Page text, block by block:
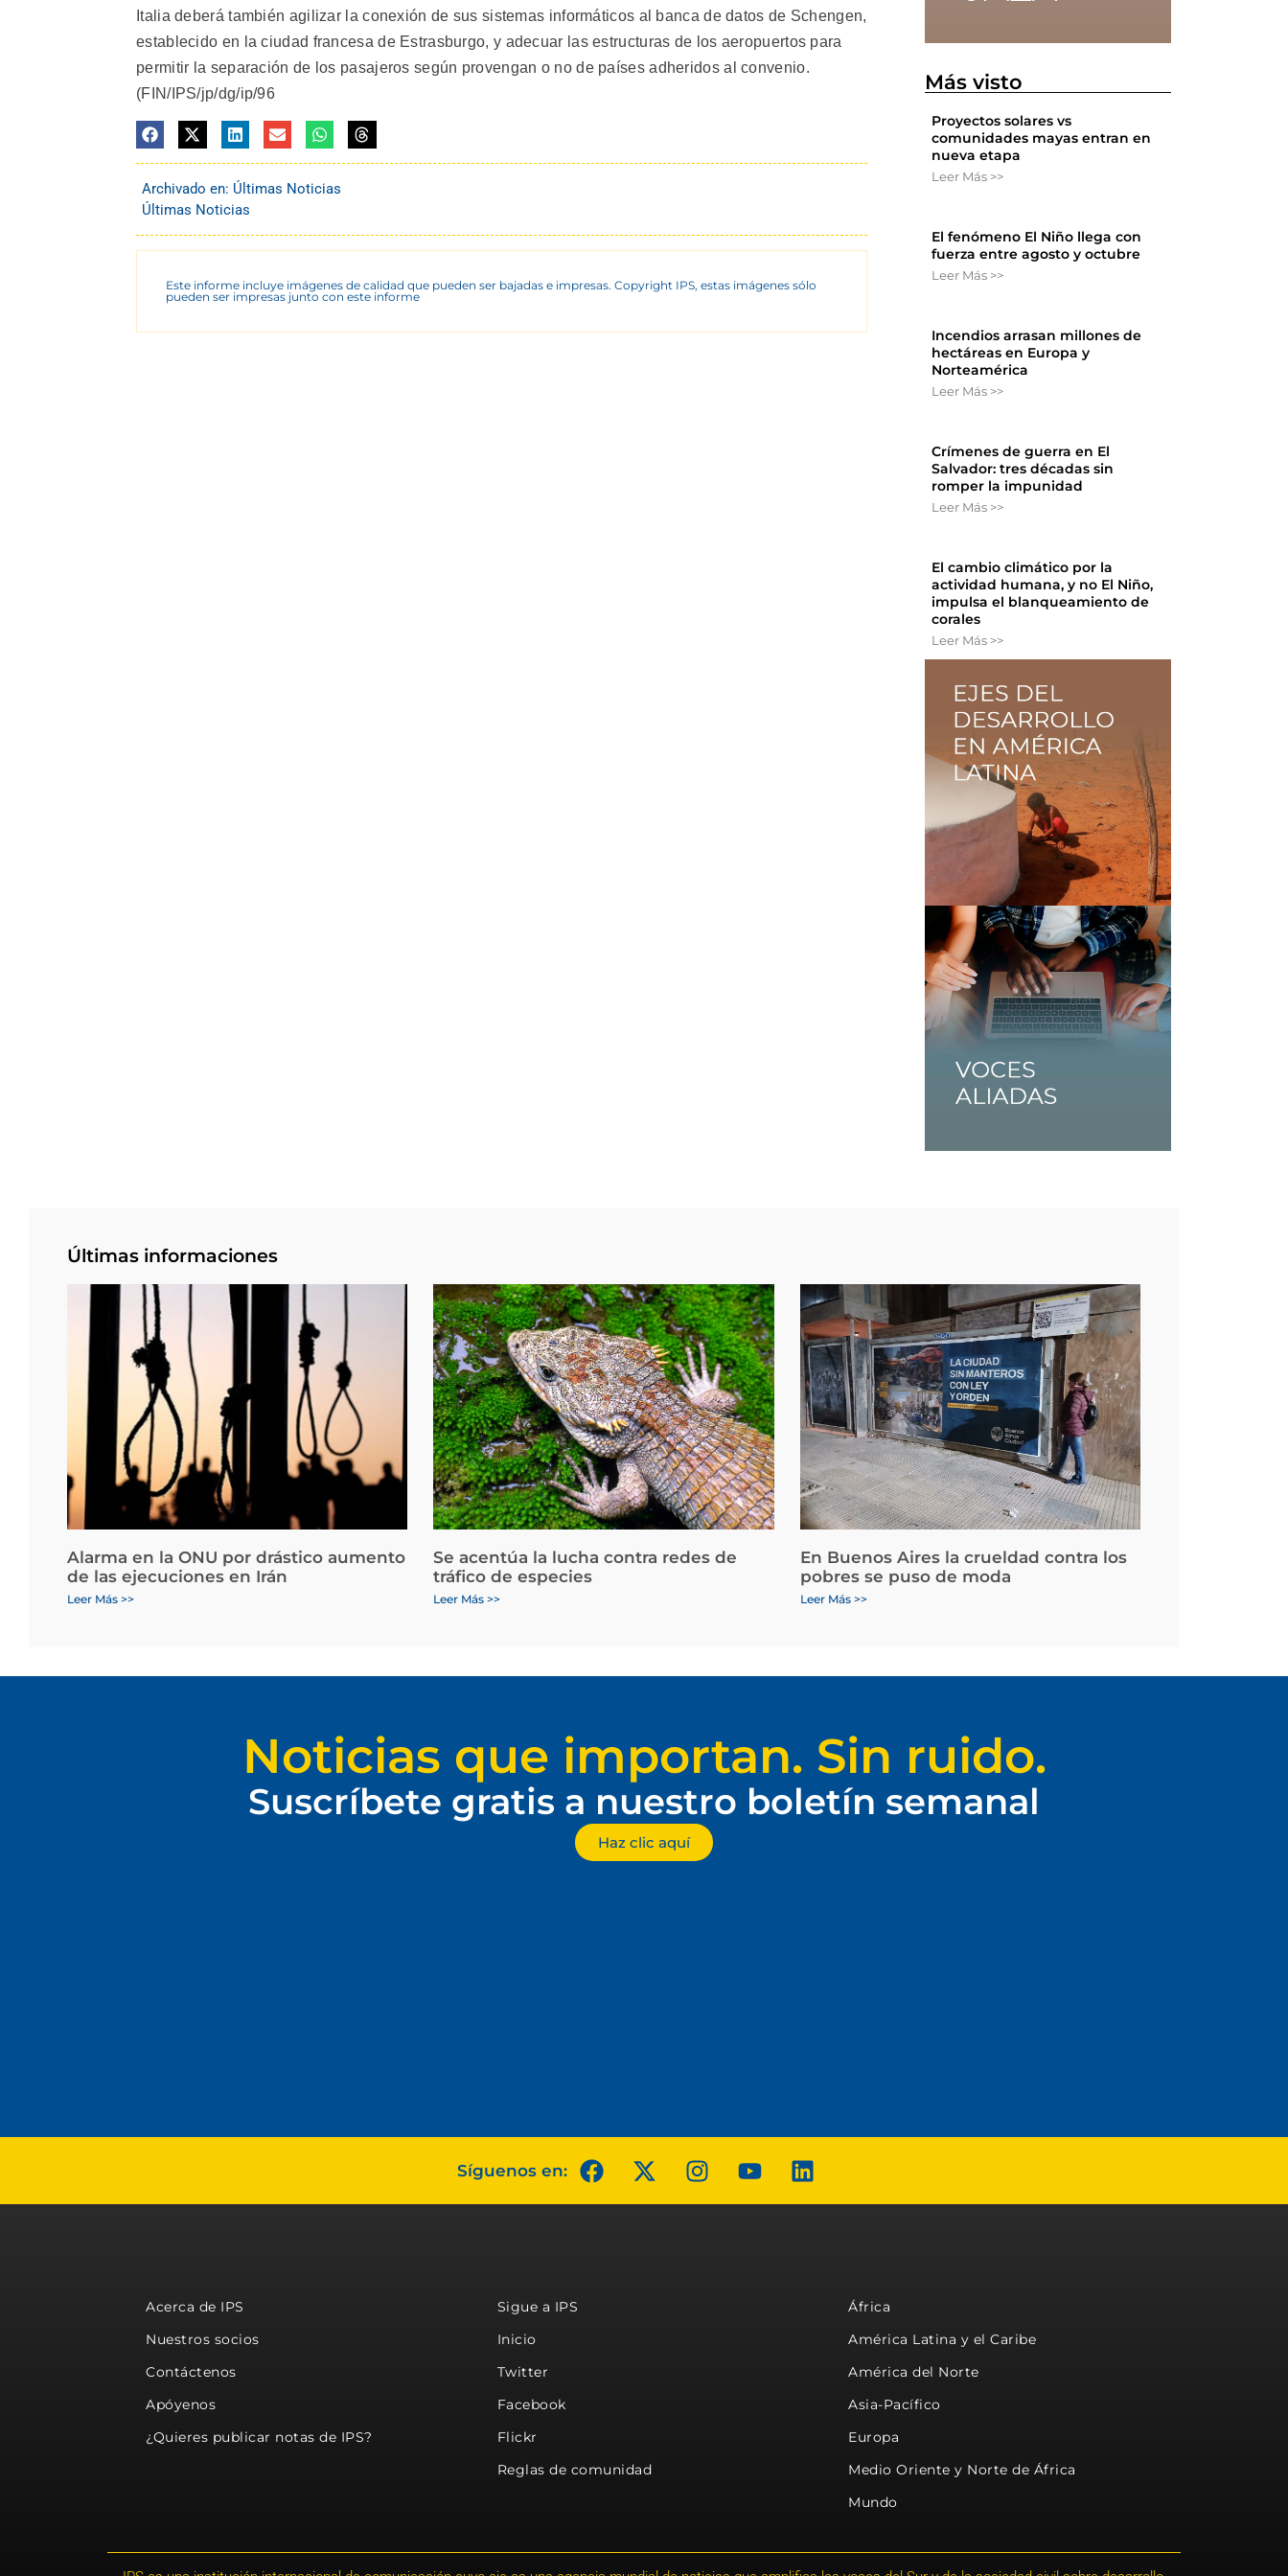
Italia deberá también agilizar la conexión de sus sistemas informáticos al banca de datos de Schengen,
establecido en la ciudad francesa de Estrasburgo, y adecuar las estructuras de los aeropuertos para
permitir la separación de los pasajeros según provengan o no de países adheridos al convenio.
(FIN/IPS/jp/dg/ip/96
Archivado en: Últimas Noticias
Últimas Noticias
Este informe incluye imágenes de calidad que pueden ser bajadas e impresas. Copyright IPS, estas imágenes sólo
pueden ser impresas junto con este informe
Más visto
Proyectos solares vs
comunidades mayas entran en
nueva etapa
Leer Más >>
El fenómeno El Niño llega con
fuerza entre agosto y octubre
Leer Más >>
Incendios arrasan millones de
hectáreas en Europa y
Norteamérica
Leer Más >>
Crímenes de guerra en El
Salvador: tres décadas sin
romper la impunidad
Leer Más >>
El cambio climático por la
actividad humana, y no El Niño,
impulsa el blanqueamiento de
corales
Leer Más >>
Últimas informaciones
Alarma en la ONU por drástico aumento
de las ejecuciones en Irán
Leer Más >>
Se acentúa la lucha contra redes de
tráfico de especies
Leer Más >>
En Buenos Aires la crueldad contra los
pobres se puso de moda
Leer Más >>
Noticias que importan. Sin ruido.
Suscríbete gratis a nuestro boletín semanal
Haz clic aquí
Síguenos en:
Acerca de IPS
Nuestros socios
Contáctenos
Apóyenos
¿Quieres publicar notas de IPS?
Sigue a IPS
Inicio
Twitter
Facebook
Flickr
Reglas de comunidad
África
América Latina y el Caribe
América del Norte
Asia-Pacífico
Europa
Medio Oriente y Norte de África
Mundo